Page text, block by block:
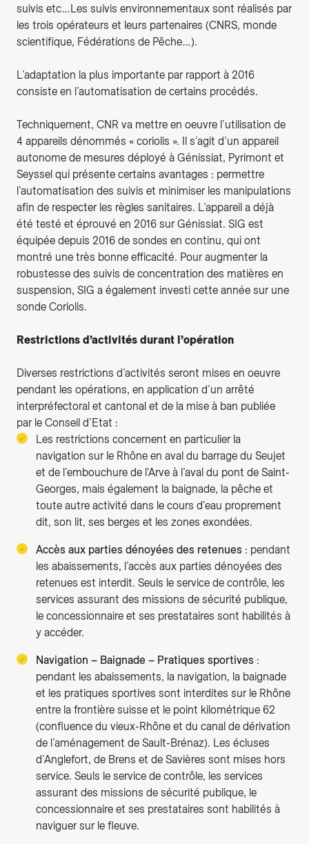
suivis etc…Les suivis environnementaux sont réalisés par
les trois opérateurs et leurs partenaires (CNRS, monde
scientifique, Fédérations de Pêche…).
L’adaptation la plus importante par rapport à 2016
consiste en l’automatisation de certains procédés.
Techniquement, CNR va mettre en oeuvre l’utilisation de
4 appareils dénommés « coriolis ». Il s’agit d’un appareil
autonome de mesures déployé à Génissiat, Pyrimont et
Seyssel qui présente certains avantages : permettre
l’automatisation des suivis et minimiser les manipulations
afin de respecter les règles sanitaires. L’appareil a déjà
été testé et éprouvé en 2016 sur Génissiat. SIG est
équipée depuis 2016 de sondes en continu, qui ont
montré une très bonne efficacité. Pour augmenter la
robustesse des suivis de concentration des matières en
suspension, SIG a également investi cette année sur une
sonde Coriolis.
Restrictions d’activités durant l’opération
Diverses restrictions d’activités seront mises en oeuvre
pendant les opérations, en application d’un arrêté
interpréfectoral et cantonal et de la mise à ban publiée
par le Conseil d’Etat :
Les restrictions concernent en particulier la
navigation sur le Rhône en aval du barrage du Seujet
et de l’embouchure de l'Arve à l’aval du pont de Saint-
Georges, mais également la baignade, la pêche et
toute autre activité dans le cours d'eau proprement
dit, son lit, ses berges et les zones exondées.
Accès aux parties dénoyées des retenues : pendant
les abaissements, l’accès aux parties dénoyées des
retenues est interdit. Seuls le service de contrôle, les
services assurant des missions de sécurité publique,
le concessionnaire et ses prestataires sont habilités à
y accéder.
Navigation – Baignade – Pratiques sportives :
pendant les abaissements, la navigation, la baignade
et les pratiques sportives sont interdites sur le Rhône
entre la frontière suisse et le point kilométrique 62
(confluence du vieux-Rhône et du canal de dérivation
de l’aménagement de Sault-Brénaz). Les écluses
d’Anglefort, de Brens et de Savières sont mises hors
service. Seuls le service de contrôle, les services
assurant des missions de sécurité publique, le
concessionnaire et ses prestataires sont habilités à
naviguer sur le fleuve.